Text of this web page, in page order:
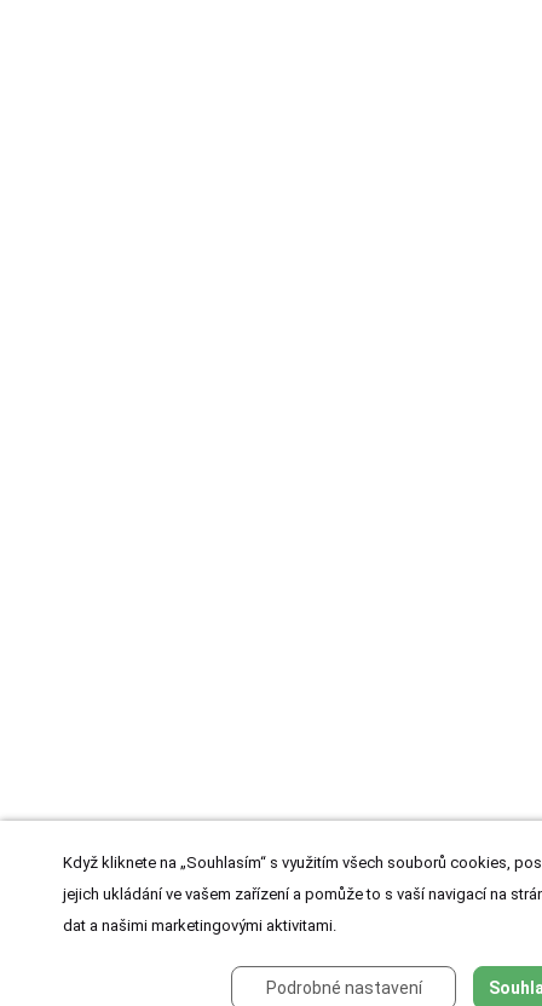
Když kliknete na „Souhlasím“ s využitím všech souborů cookies,
jejich ukládání ve vašem zařízení a pomůže to s vaší navigací na
dat a našimi marketingovými aktivitami.
Podrobné nastavení